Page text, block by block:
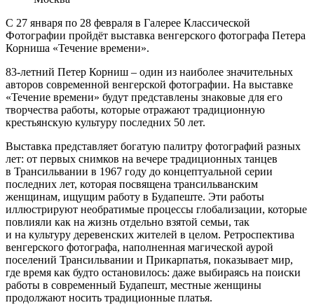
С 27 января по 28 февраля в Галерее Классической
Фотографии пройдёт выставка венгерского фотографа Петера
Корниша «Течение времени».
83-летний Петер Корниш – один из наиболее значительных
авторов современной венгерской фотографии. На выставке
«Течение времени» будут представлены знаковые для его
творчества работы, которые отражают традиционную
крестьянскую культуру последних 50 лет.
Выставка представляет богатую палитру фотографий разных
лет: от первых снимков на вечере традиционных танцев
в Трансильвании в 1967 году до концептуальной серии
последних лет, которая посвящена трансильванским
женщинам, ищущим работу в Будапеште. Эти работы
иллюстрируют необратимые процессы глобализации, которые
повлияли как на жизнь отдельно взятой семьи, так
и на культуру деревенских жителей в целом. Ретроспектива
венгерского фотографа, наполненная магической аурой
поселений Трансильвании и Прикарпатья, показывает мир,
где время как будто остановилось: даже выбираясь на поиски
работы в современный Будапешт, местные женщины
продолжают носить традиционные платья.